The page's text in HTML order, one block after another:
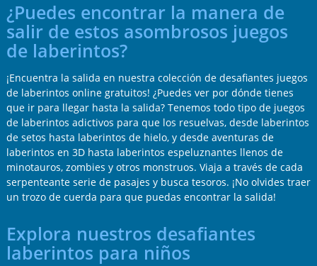
¿Puedes encontrar la manera de
salir de estos asombrosos juegos
de laberintos?
¡Encuentra la salida en nuestra colección de desafiantes juegos
de laberintos online gratuitos! ¿Puedes ver por dónde tienes
que ir para llegar hasta la salida? Tenemos todo tipo de juegos
de laberintos adictivos para que los resuelvas, desde laberintos
de setos hasta laberintos de hielo, y desde aventuras de
laberintos en 3D hasta laberintos espeluznantes llenos de
minotauros, zombies y otros monstruos. Viaja a través de cada
serpenteante serie de pasajes y busca tesoros. ¡No olvides traer
un trozo de cuerda para que puedas encontrar la salida!
Explora nuestros desafiantes
laberintos para niños